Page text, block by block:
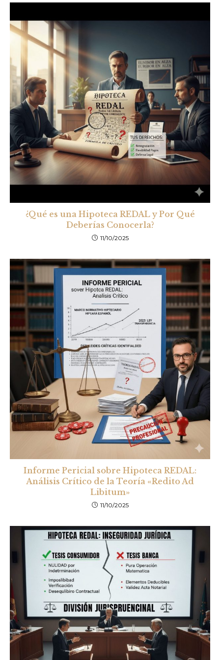
¿Qué es una Hipoteca REDAL y Por Qué
Deberías Conocerla?
11/10/2025
Informe Pericial sobre Hipoteca REDAL:
Análisis Crítico de la Teoría «Redito Ad
Libitum»
11/10/2025